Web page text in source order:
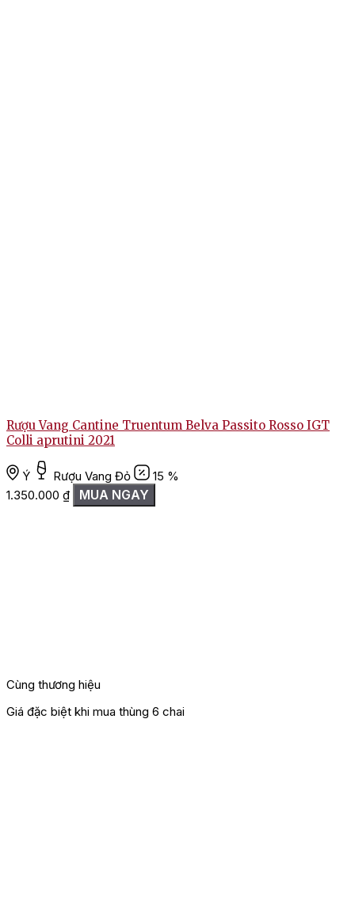
Rượu Vang Cantine Truentum Belva Passito Rosso IGT
Colli aprutini 2021
Ý Rượu Vang Đỏ
15 %
1.350.000 ₫ MUA NGAY
Cùng thương hiệu
Giá đặc biệt khi mua thùng 6 chai